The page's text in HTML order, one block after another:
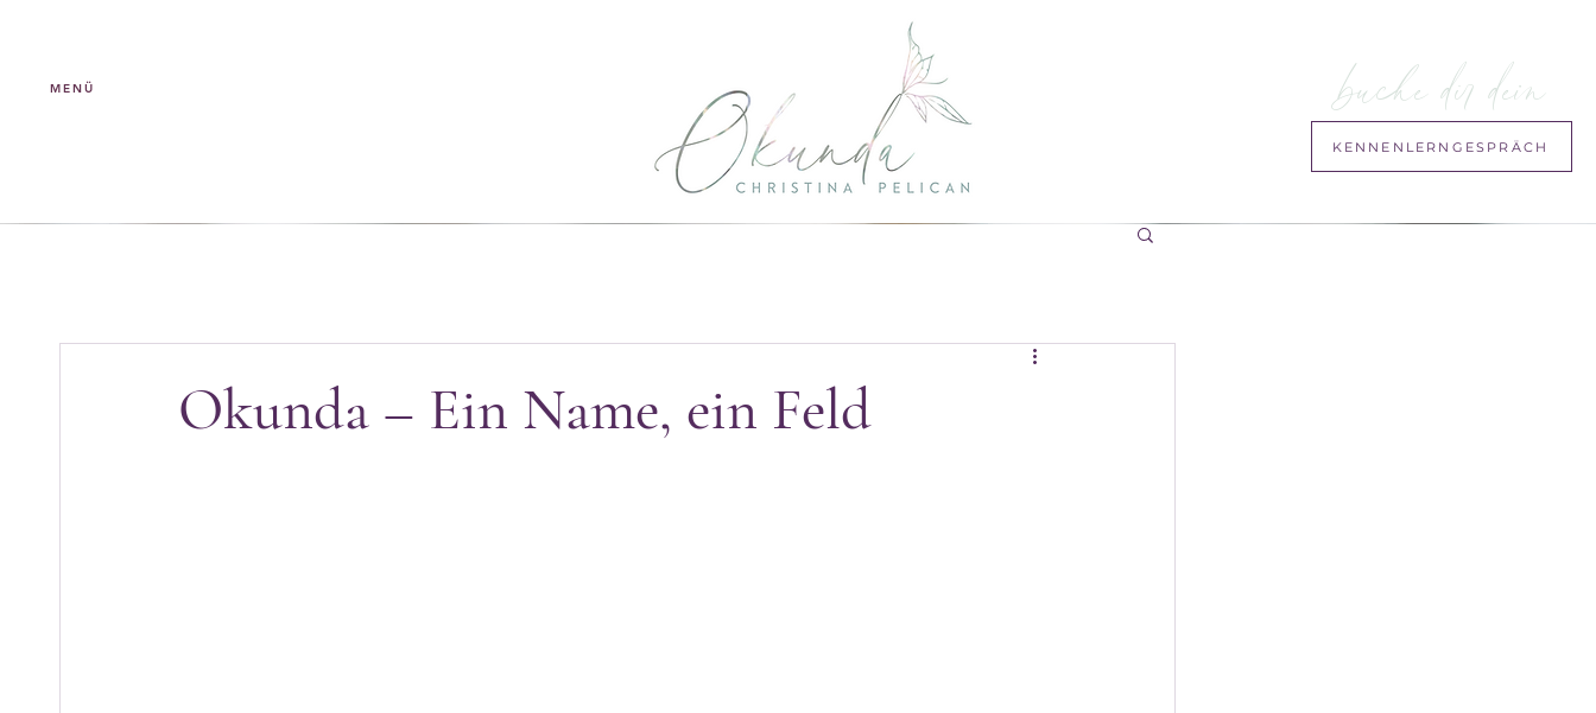
MENÜ buche dir dein
KENNENLERNGESPRÄCH
Okunda – Ein Name, ein Feld